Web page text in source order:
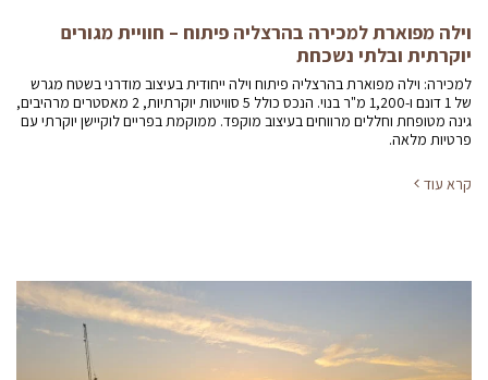
וילה מפוארת למכירה בהרצליה פיתוח – חוויית מגורים
יוקרתית ובלתי נשכחת
למכירה: וילה מפוארת בהרצליה פיתוח וילה ייחודית בעיצוב מודרני בשטח מגרש
של 1 דונם ו-1,200 מ"ר בנוי. הנכס כולל 5 סוויטות יוקרתיות, 2 מאסטרים מרהיבים,
גינה מטופחת וחללים מרווחים בעיצוב מוקפד. ממוקמת בפריים לוקיישן יוקרתי עם
פרטיות מלאה.
קרא עוד